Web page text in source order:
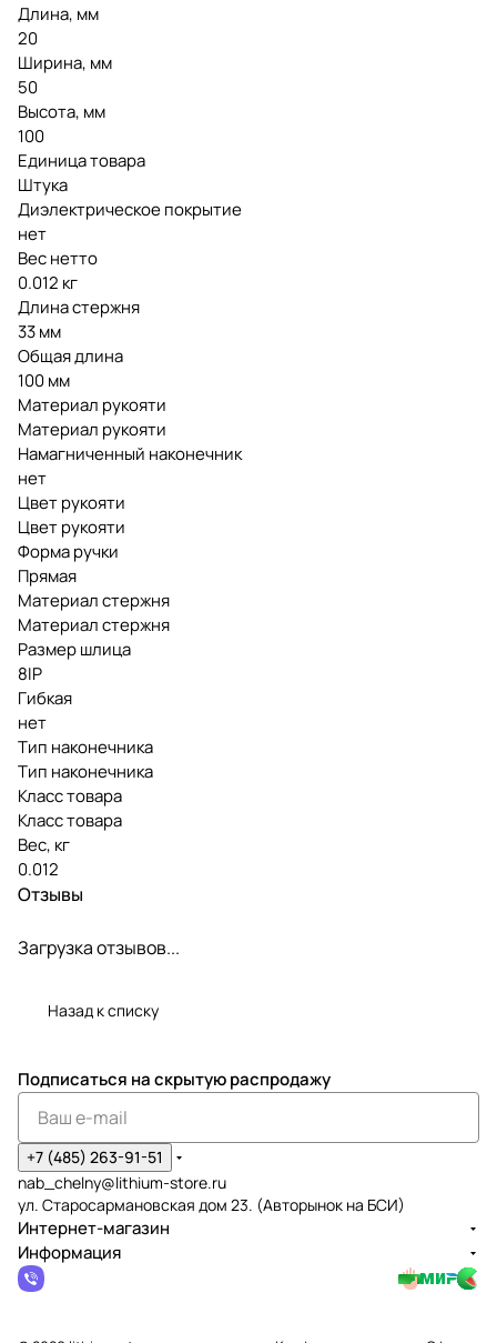
Длина, мм
20
Ширина, мм
50
Высота, мм
100
Единица товара
Штука
Диэлектрическое покрытие
нет
Вес нетто
0.012 кг
Длина стержня
33 мм
Общая длина
100 мм
Материал рукояти
Материал рукояти
Намагниченный наконечник
нет
Цвет рукояти
Цвет рукояти
Форма ручки
Прямая
Материал стержня
Материал стержня
Размер шлица
8IP
Гибкая
нет
Тип наконечника
Тип наконечника
Класс товара
Класс товара
Вес, кг
0.012
Отзывы
Загрузка отзывов...
Назад к списку
Подписаться на скрытую распродажу
+7 (485) 263-91-51
nab_chelny@lithium-store.ru
ул. Старосармановская дом 23. (Авторынок на БСИ)
Интернет-магазин
Информация